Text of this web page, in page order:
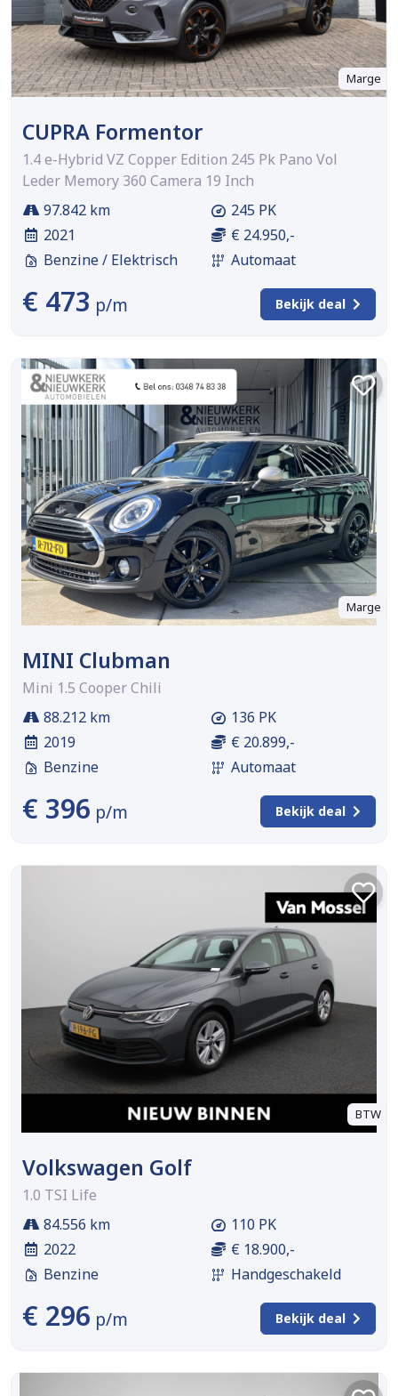
Marge
CUPRA Formentor
1.4 e-Hybrid VZ Copper Edition 245 Pk Pano Vol
Leder Memory 360 Camera 19 Inch
97.842 km
2021
Benzine / Elektrisch
245 PK
€ 24.950,-
Automaat
€ 473 p/m Bekijk deal
Marge
MINI Clubman
Mini 1.5 Cooper Chili
88.212 km
2019
Benzine
136 PK
€ 20.899,-
Automaat
€ 396 p/m Bekijk deal
BTW
Volkswagen Golf
1.0 TSI Life
84.556 km
2022
Benzine
110 PK
€ 18.900,-
Handgeschakeld
€ 296 p/m Bekijk deal